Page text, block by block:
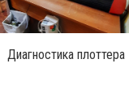
Диагностика плоттера